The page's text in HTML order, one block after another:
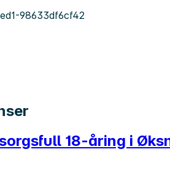
98633df6cf42
18-åring i